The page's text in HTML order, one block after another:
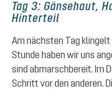
Tag 3: Gänsehaut,
Hinterteil
Am nächsten Tag klingelt
Stunde haben wir uns
sind abmarschbereit. Im
Schritt vor den anderen.